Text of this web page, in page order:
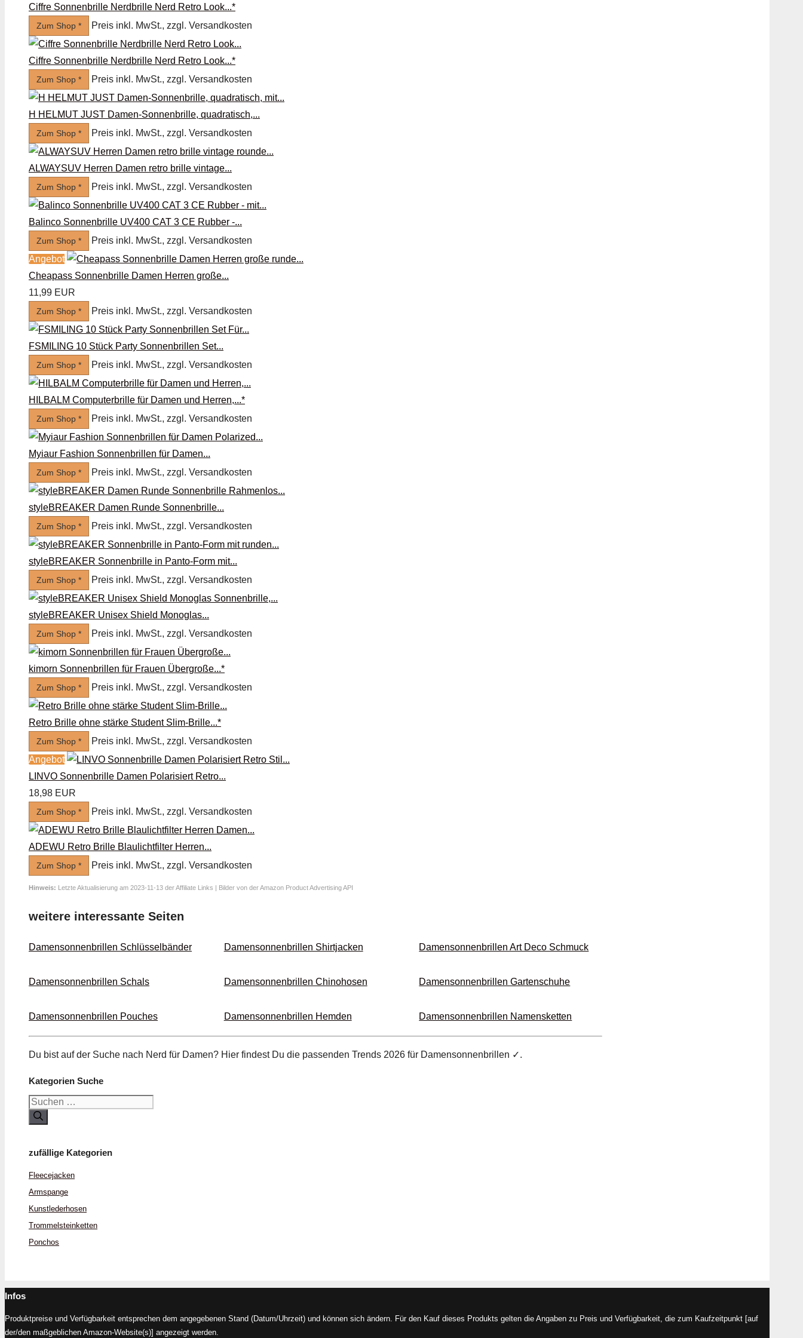
Ciffre Sonnenbrille Nerdbrille Nerd Retro Look...*
Zum Shop * Preis inkl. MwSt., zzgl. Versandkosten
Ciffre Sonnenbrille Nerdbrille Nerd Retro Look...*
Zum Shop * Preis inkl. MwSt., zzgl. Versandkosten
H HELMUT JUST Damen-Sonnenbrille, quadratisch,...
Zum Shop * Preis inkl. MwSt., zzgl. Versandkosten
ALWAYSUV Herren Damen retro brille vintage...
Zum Shop * Preis inkl. MwSt., zzgl. Versandkosten
Balinco Sonnenbrille UV400 CAT 3 CE Rubber -...
Zum Shop *
Preis inkl. MwSt., zzgl. Versandkosten
Angebot
Cheapass Sonnenbrille Damen Herren große...
11,99 EUR
Zum Shop * Preis inkl. MwSt., zzgl. Versandkosten
FSMILING 10 Stück Party Sonnenbrillen Set...
Zum Shop * Preis inkl. MwSt., zzgl. Versandkosten
HILBALM Computerbrille für Damen und Herren,...*
Zum Shop * Preis inkl. MwSt., zzgl. Versandkosten
Myiaur Fashion Sonnenbrillen für Damen...
Zum Shop * Preis inkl. MwSt., zzgl. Versandkosten
styleBREAKER Damen Runde Sonnenbrille...
Zum Shop * Preis inkl. MwSt., zzgl. Versandkosten
styleBREAKER Sonnenbrille in Panto-Form mit...
Zum Shop * Preis inkl. MwSt., zzgl. Versandkosten
styleBREAKER Unisex Shield Monoglas...
Zum Shop * Preis inkl. MwSt., zzgl. Versandkosten
kimorn Sonnenbrillen für Frauen Übergroße...*
Zum Shop * Preis inkl. MwSt., zzgl. Versandkosten
Retro Brille ohne stärke Student Slim-Brille...*
Zum Shop *
Preis inkl. MwSt., zzgl. Versandkosten
Angebot
LINVO Sonnenbrille Damen Polarisiert Retro...
18,98 EUR
Zum Shop * Preis inkl. MwSt., zzgl. Versandkosten
ADEWU Retro Brille Blaulichtfilter Herren...
Zum Shop * Preis inkl. MwSt., zzgl. Versandkosten
Hinweis: Letzte Aktualisierung am 2023-11-13 der Affiliate Links | Bilder von der Amazon Product Advertising API
weitere interessante Seiten
Damensonnenbrillen Schlüssel­bänder Damensonnenbrillen Shirt­jacken Damensonnenbrillen Art Deco Schmuck
Damensonnenbrillen Schals Damensonnenbrillen Chino­hosen Damensonnenbrillen Garten­schuhe
Damensonnenbrillen Pouches Damensonnenbrillen Hemden Damensonnenbrillen Namens­ketten
Du bist auf der Suche nach Nerd für Damen? Hier findest Du die passenden Trends 2026 für Damensonnenbrillen ✓.
Kategorien Suche
Suchen
nach:
zufällige Kategorien
Fleece­jacken
Armspange
Kunstleder­hosen
Trommel­stein­ketten
Ponchos
Infos
Produktpreise und Verfügbarkeit entsprechen dem angegebenen Stand (Datum/Uhrzeit) und können sich ändern. Für den Kauf dieses Produkts gelten die Angaben zu Preis und Verfügbarkeit, die zum Kaufzeitpunkt [auf
der/den maßgeblichen Amazon-Website(s)] angezeigt werden.